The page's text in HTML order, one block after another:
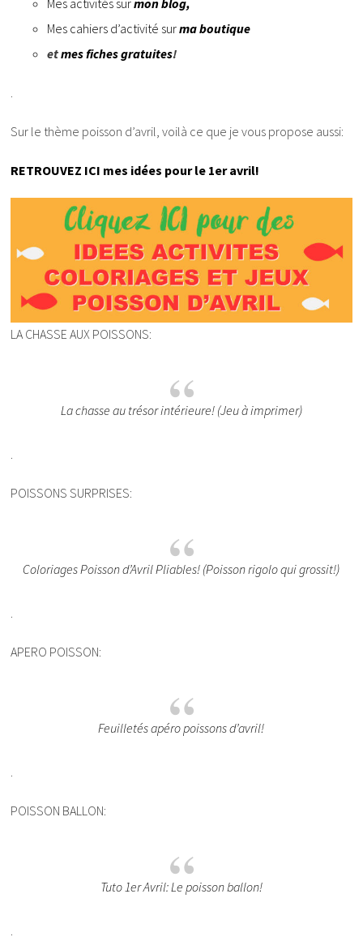
Mes cahiers d’activité surma boutique
etmes fiches gratuites!
Sur le thème poisson d’avril, voilà ce que je vous propose aussi:
RETROUVEZ ICI mes idées pour le 1er avril!
LA CHASSE AUX POISSONS:
La chasse au trésor intérieure! (Jeu à imprimer)
.
POISSONS SURPRISES:
Coloriages Poisson d’Avril Pliables! (Poisson rigolo qui grossit!)
.
APERO POISSON:
Feuilletés apéro poissons d’avril!
.
POISSON BALLON:
Tuto 1er Avril: Le poisson ballon!
.